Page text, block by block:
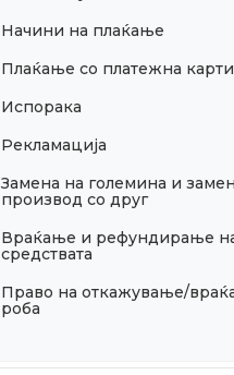
Начини на плаќање
Плаќање со платежна
Испорака
Рекламација
Замена на големина и
производ со друг
Враќање и рефундирање
средствата
Право на откажување/
роба